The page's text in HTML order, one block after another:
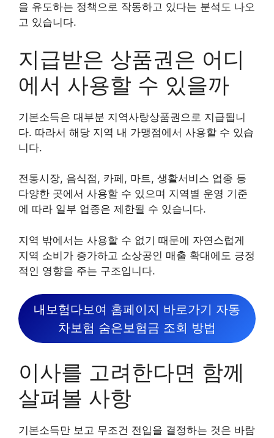
을 유도하는 정책으로 작동하고 있다는 분석도 나오
고 있습니다.
지급받은 상품권은 어디
에서 사용할 수 있을까
기본소득은 대부분 지역사랑상품권으로 지급됩니
다. 따라서 해당 지역 내 가맹점에서 사용할 수 있습
니다.
전통시장, 음식점, 카페, 마트, 생활서비스 업종 등
다양한 곳에서 사용할 수 있으며 지역별 운영 기준
에 따라 일부 업종은 제한될 수 있습니다.
지역 밖에서는 사용할 수 없기 때문에 자연스럽게
지역 소비가 증가하고 소상공인 매출 확대에도 긍정
적인 영향을 주는 구조입니다.
내보험다보여 홈페이지 바로가기 자동
차보험 숨은보험금 조회 방법
이사를 고려한다면 함께
살펴볼 사항
기본소득만 보고 무조건 전입을 결정하는 것은 바람